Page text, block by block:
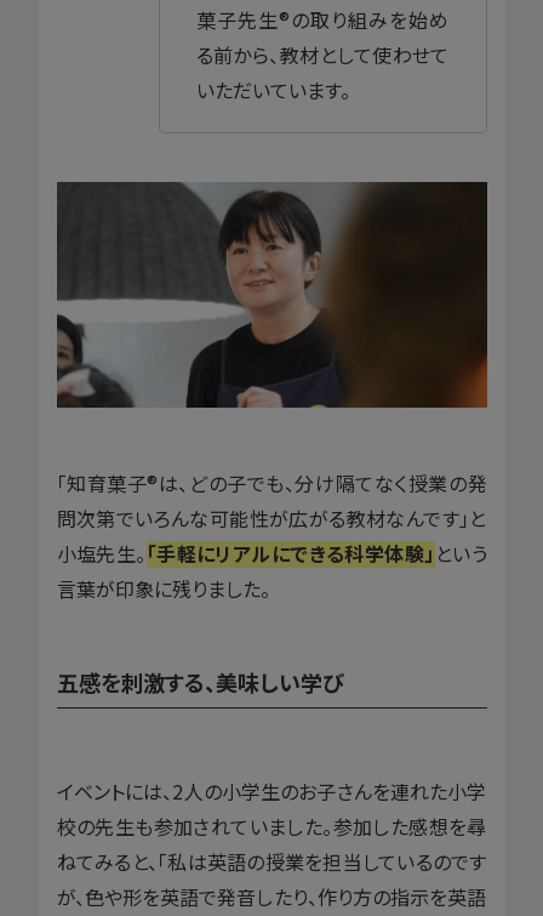
菓子先生®の取り組みを始め
る前から、教材として使わせて
いただいています。
「知育菓子®は、どの子でも、分け隔てなく授業の発
問次第でいろんな可能性が広がる教材なんです」と
小塩先生。 「手軽にリアルにできる科学体験」 という
言葉が印象に残りました。
五感を刺激する、美味しい学び
イベントには、2人の小学生のお子さんを連れた小学
校の先生も参加されていました。参加した感想を尋
ねてみると、「私は英語の授業を担当しているのです
が、色や形を英語で発音したり、作り方の指示を英語